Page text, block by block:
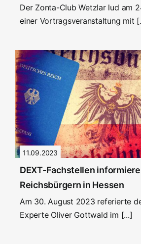
Der Zonta-Club Wetzlar lud am
einer Vortragsveranstaltung mit
11.09.2023
DEXT-Fachstellen
Reichsbürgern in Hessen
Am 30. August 2023 referierte
Experte Oliver Gottwald im [...]